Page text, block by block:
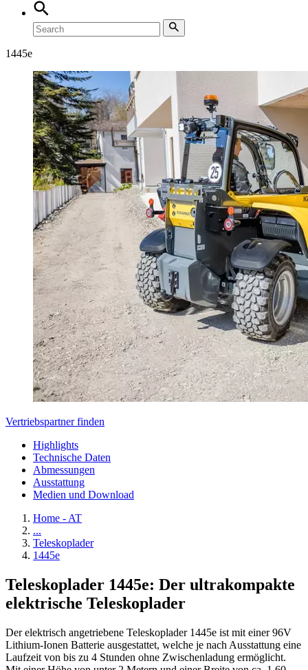
1445e
Vertriebspartner finden
Highlights
Technische Daten
Abmessungen
Ausstattung
Medien und Download
Home - AT
...
Teleskoplader
1445e
Teleskoplader 1445e: Der ultrakompakte
elektrische Teleskoplader
Der elektrisch angetriebene Teleskoplader 1445e ist mit einer 96V
Lithium-Ionen Batterie ausgestattet, welche je nach Ausstattung eine
Laufzeit von bis zu 4 Stunden ohne Zwischenladung ermöglicht.